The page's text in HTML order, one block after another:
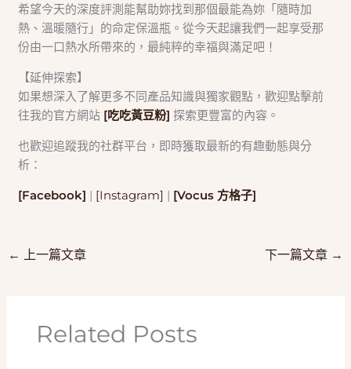
希望今天的深度評測能幫助妳找到那個最能為妳「隨時加
熱、溫暖隨行」的命定保溫瓶。從今天起讓我們一起享受那
份由一口熱水所帶來的，最純粹的幸福與滿足吧！
【延伸探索】
如果想深入了解更多不同產品知識與獨家觀點，歡迎點擊前
往我的官方網站 [吃吃黃豆粉] 探索更豐富的內容。
也歡迎追蹤我的社群平台，即時獲取最新的有趣動態與分
析：
[Facebook] | [Instagram] | [Vocus 方格子]
← 上一篇文章 下一篇文章 →
Related Posts